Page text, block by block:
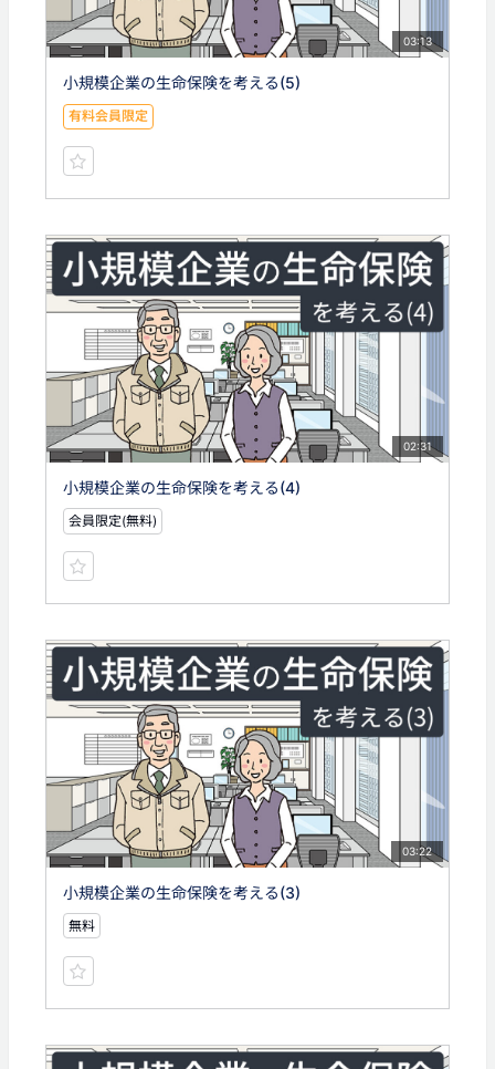
03:13
小規模企業の生命保険を考える(5)
有料会員限定
02:31
小規模企業の生命保険を考える(4)
会員限定(無料)
03:22
小規模企業の生命保険を考える(3)
無料